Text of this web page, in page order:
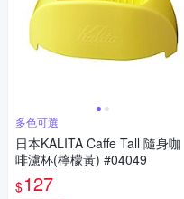
多色可選
日本KALITA Caffe Tall 隨身咖
啡濾杯(檸檬黃) #04049
$127